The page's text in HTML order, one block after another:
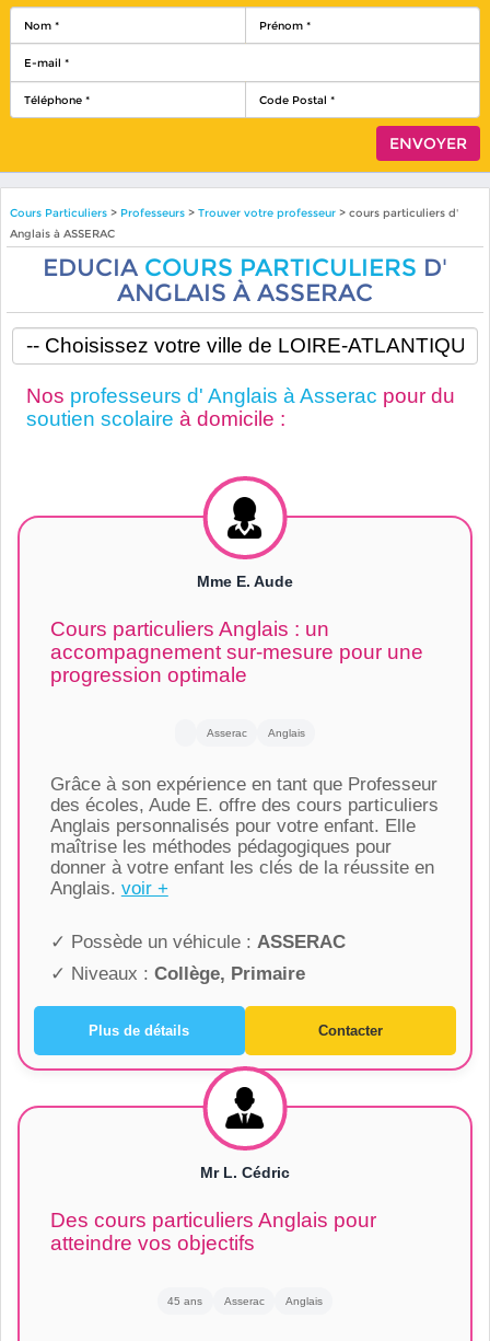
Cours Particuliers> Professeurs > Trouver votre professeur> cours particuliers d'
Anglais à ASSERAC
EDUCIA COURS PARTICULIERS D'
ANGLAIS À ASSERAC
Nos professeurs d' Anglais à Asserac pour du
soutien scolaire à domicile :
Mme E. Aude
Cours particuliers Anglais : un
accompagnement sur-mesure pour une
progression optimale
Asserac Anglais
Grâce à son expérience en tant que Professeur
des écoles, Aude E. offre des cours particuliers
Anglais personnalisés pour votre enfant. Elle
maîtrise les méthodes pédagogiques pour
donner à votre enfant les clés de la réussite en
Anglais. voir +
✓ Possède un véhicule : ASSERAC
✓ Niveaux : Collège, Primaire
Plus de détails Contacter
Mr L. Cédric
Des cours particuliers Anglais pour
atteindre vos objectifs
45 ans Asserac Anglais